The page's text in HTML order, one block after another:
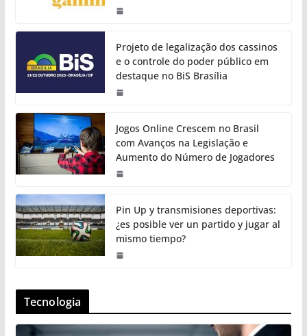
Projeto de legalização dos cassinos
e o controle do poder público em
destaque no BiS Brasília
Jogos Online Crescem no Brasil
com Avanços na Legislação e
Aumento do Número de Jogadores
Pin Up y transmisiones deportivas:
¿es posible ver un partido y jugar al
mismo tiempo?
Tecnologia